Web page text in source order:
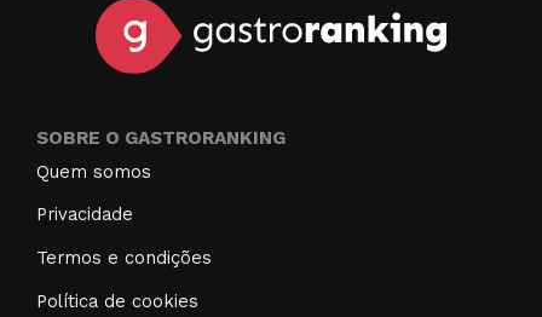
SOBRE O GASTRORANKING
Quem somos
Privacidade
Termos e condições
Política de cookies